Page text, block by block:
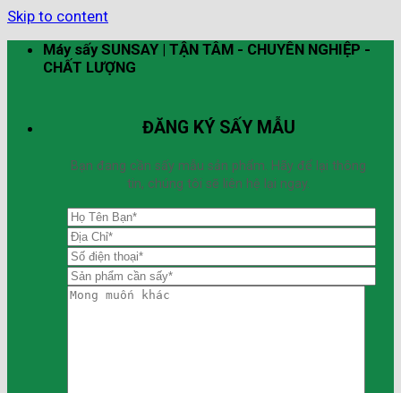
Skip to content
Máy sấy SUNSAY | TẬN TÂM - CHUYÊN NGHIỆP -
CHẤT LƯỢNG
ĐĂNG KÝ SẤY MẪU
Bạn đang cần sấy mẫu sản phẩm. Hãy để lại thông
tin, chúng tôi sẽ liên hệ lại ngay.